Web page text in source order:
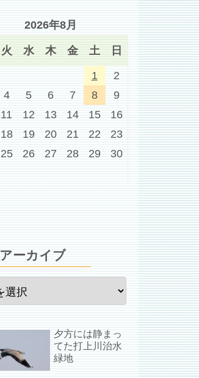
2026年8月
火 水 木 金 土 日
1
2
4 5 6 7 8
9
11 12 13 14 15
16
18 19 20 21 22
23
25 26 27 28 29
30
アーカイブ
夕方には静まっ
てた打上川治水
緑地